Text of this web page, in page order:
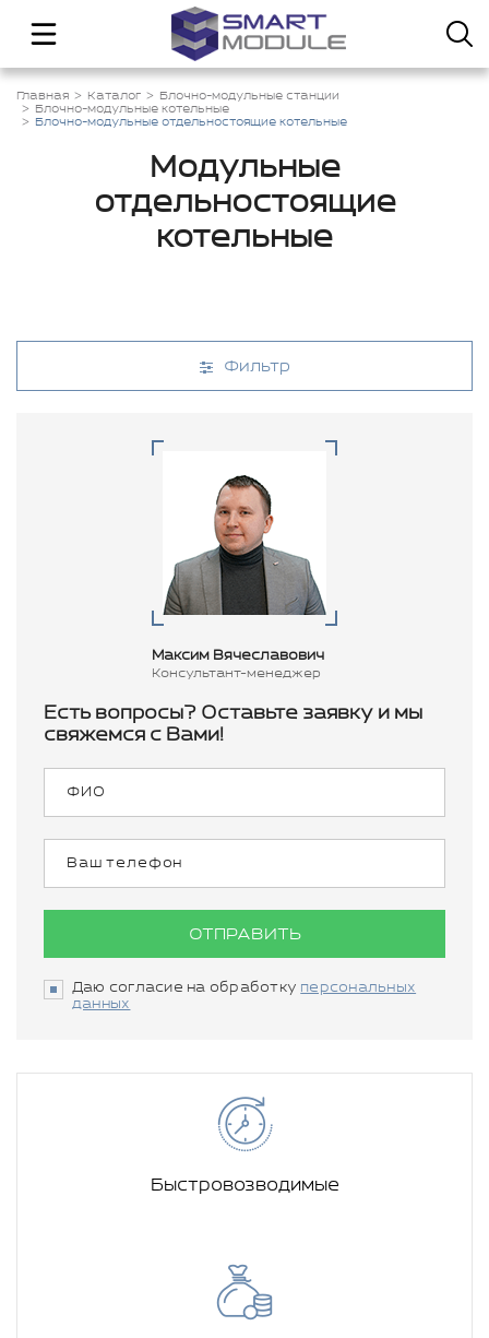
Главная Каталог
Блочно-модульные станции
Блочно-модульные котельные
Блочно-модульные отдельностоящие котельные
Модульные
отдельностоящие
котельные
Фильтр
Максим Вячеславович
Консультант-менеджер
Есть вопросы? Оставьте заявку и мы
свяжемся с Вами!
ОТПРАВИТЬ
Даю согласие на обработку персональных
данных
Быстровозводимые